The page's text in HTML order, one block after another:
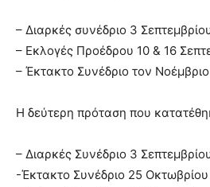
– Διαρκές συνέδριο 3
– Εκλογές Προέδρου 10 & 16
– Έκτακτο Συνέδριο τον Νοέμβριο
Η δεύτερη πρόταση που
– Διαρκές Συνέδριο 3
-Έκτακτο Συνέδριο 25 Οκτωβρίου